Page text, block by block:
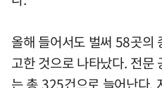
올해 들어서도 벌써 58곳의
고한 것으로 나타났다. 전문